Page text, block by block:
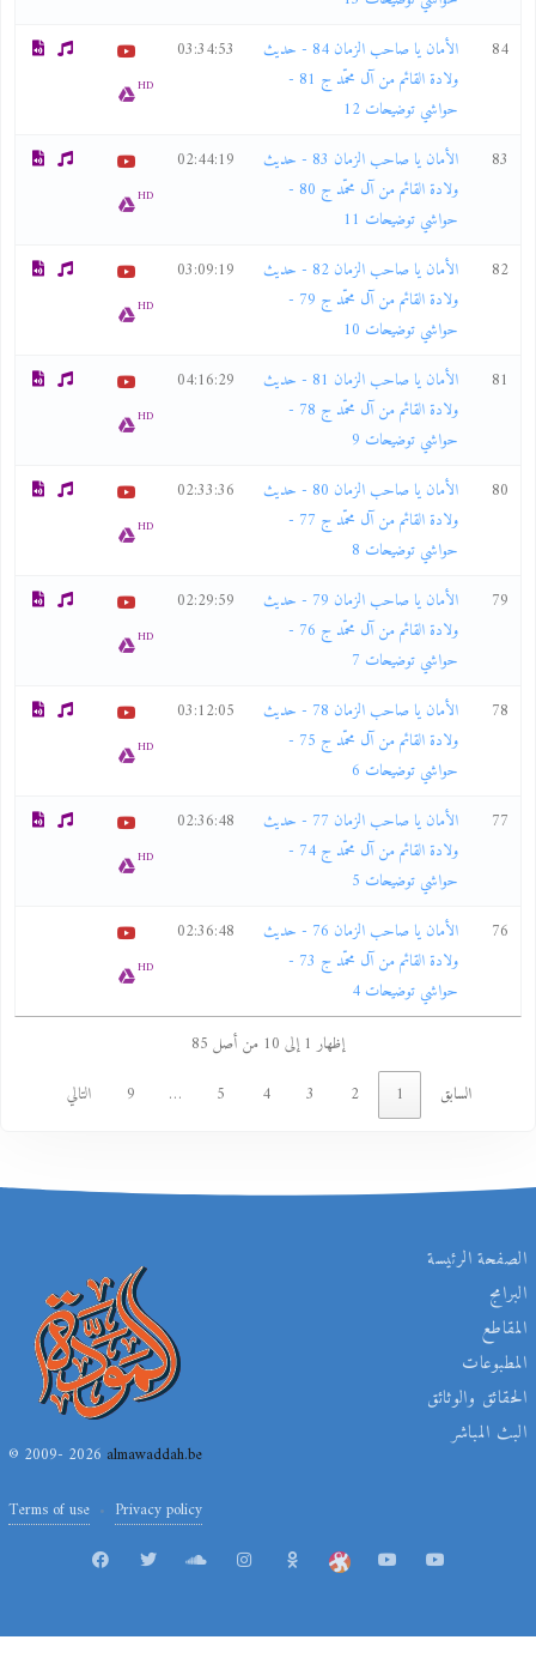
84
الأمان يا صاحب الزمان 84 - حديث
ولادة القائم من آل محمّد ج 81 -
حواشي توضيحات 12
03:34:53
HD
83
الأمان يا صاحب الزمان 83 - حديث
ولادة القائم من آل محمّد ج 80 -
حواشي توضيحات 11
02:44:19
HD
82
الأمان يا صاحب الزمان 82 - حديث
ولادة القائم من آل محمّد ج 79 -
حواشي توضيحات 10
03:09:19
HD
81
الأمان يا صاحب الزمان 81 - حديث
ولادة القائم من آل محمّد ج 78 -
حواشي توضيحات 9
04:16:29
HD
80
الأمان يا صاحب الزمان 80 - حديث
ولادة القائم من آل محمّد ج 77 -
حواشي توضيحات 8
02:33:36
HD
79
الأمان يا صاحب الزمان 79 - حديث
ولادة القائم من آل محمّد ج 76 -
حواشي توضيحات 7
02:29:59
HD
78
الأمان يا صاحب الزمان 78 - حديث
ولادة القائم من آل محمّد ج 75 -
حواشي توضيحات 6
03:12:05
HD
77
الأمان يا صاحب الزمان 77 - حديث
ولادة القائم من آل محمّد ج 74 -
حواشي توضيحات 5
02:36:48
HD
76
الأمان يا صاحب الزمان 76 - حديث
ولادة القائم من آل محمّد ج 73 -
حواشي توضيحات 4
02:36:48
HD
إظهار 1 إلى 10 من أصل 85
السابق
4
… التالي
الصفحة الرئيسة
البرامج
المقاطع
المطبوعات
الحقائق والوثائق
البث المباشر
© 2009- 2026almawaddah.be
Terms of use Privacy policy